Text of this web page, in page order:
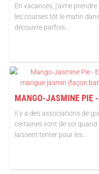
En vacances, j'aime
les courses tôt le matin
découvre parfois...
Il y a des associations de
certaines vont de soi
laissent tenter pour les...